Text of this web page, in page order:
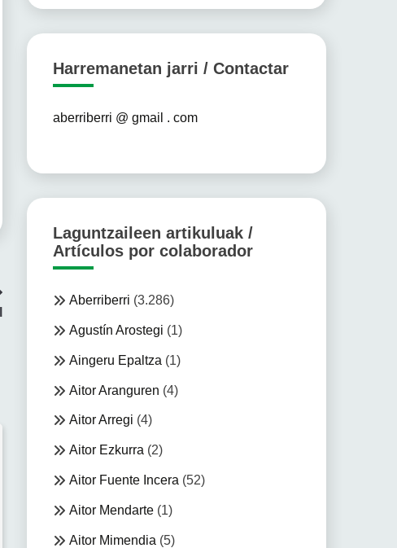
Harremanetan jarri / Contactar
aberriberri @ gmail . com
Laguntzaileen artikuluak /
Artículos por colaborador
Aberriberri (3.286)
Agustín Arostegi (1)
Aingeru Epaltza (1)
Aitor Aranguren (4)
Aitor Arregi (4)
Aitor Ezkurra (2)
Aitor Fuente Incera (52)
Aitor Mendarte(1)
Aitor Mimendia (5)